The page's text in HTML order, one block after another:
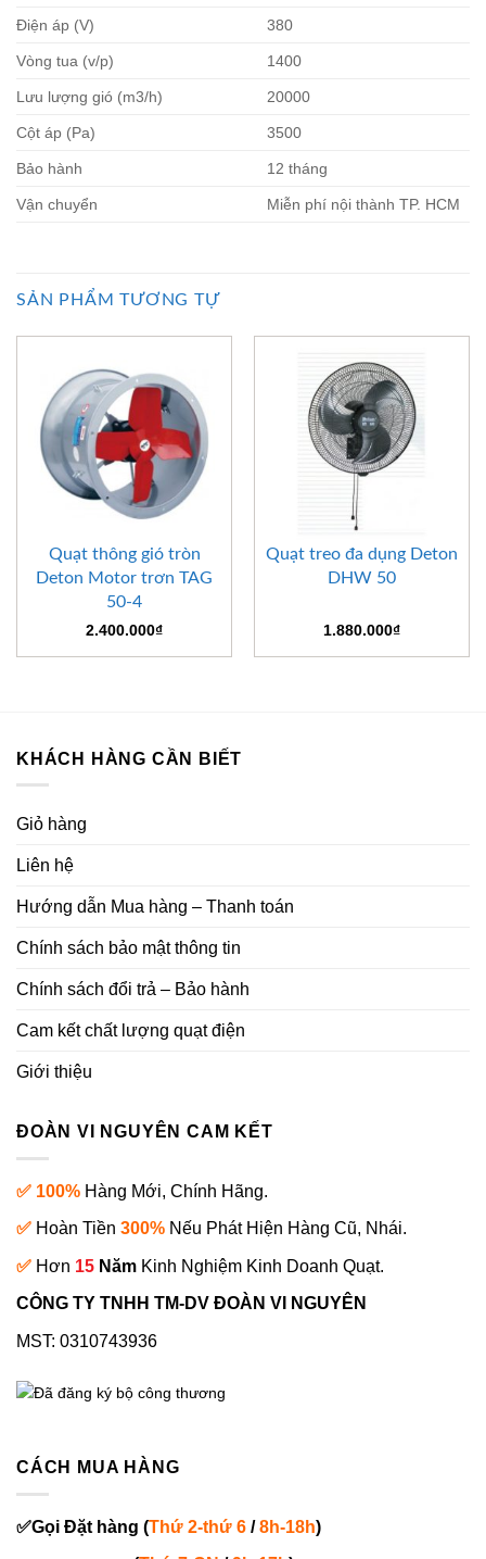
Điện áp (V) 380
Vòng tua (v/p) 1400
Lưu lượng gió (m3/h) 20000
Cột áp (Pa) 3500
Bảo hành 12 tháng
Vận chuyển Miễn phí nội thành TP. HCM
SẢN PHẨM TƯƠNG TỰ
Quạt thông gió tròn
Deton Motor trơn TAG
50-4
2.400.000₫
Quạt treo đa dụng Deton
DHW 50
1.880.000₫
KHÁCH HÀNG CẦN BIẾT
Giỏ hàng
Liên hệ
Hướng dẫn Mua hàng – Thanh toán
Chính sách bảo mật thông tin
Chính sách đổi trả – Bảo hành
Cam kết chất lượng quạt điện
Giới thiệu
ĐOÀN VI NGUYÊN CAM KẾT
✅ 100% Hàng Mới, Chính Hãng.
✅ Hoàn Tiền 300% Nếu Phát Hiện Hàng Cũ, Nhái.
✅ Hơn 15 Năm Kinh Nghiệm Kinh Doanh Quạt.
CÔNG TY TNHH TM-DV ĐOÀN VI NGUYÊN
MST: 0310743936
CÁCH MUA HÀNG
✅Gọi Đặt hàng (Thứ 2-thứ 6 /8h-18h)